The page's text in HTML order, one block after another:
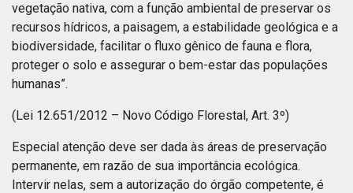
vegetação nativa, com a função ambiental de preservar os
recursos hídricos, a paisagem, a estabilidade geológica e a
biodiversidade, facilitar o fluxo gênico de fauna e flora,
proteger o solo e assegurar o bem-estar das populações
humanas”.
(Lei 12.651/2012 – Novo Código Florestal, Art. 3º)
Especial atenção deve ser dada às áreas de preservação
permanente, em razão de sua importância ecológica.
Intervir nelas, sem a autorização do órgão competente, é